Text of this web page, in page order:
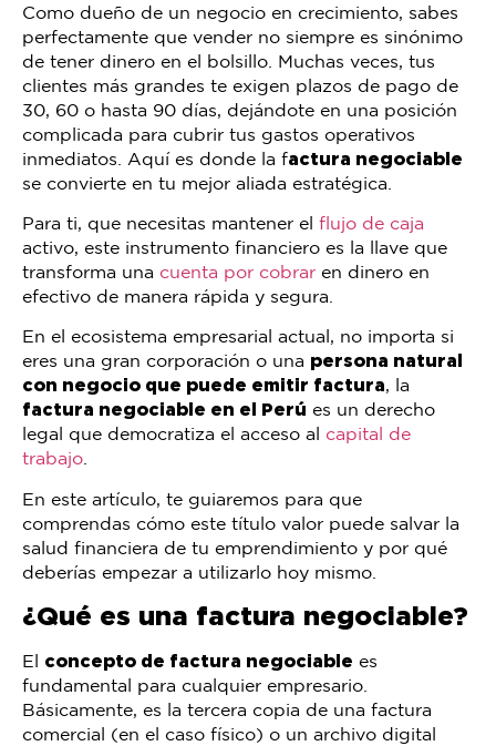
Como dueño de un negocio en crecimiento, sabes
perfectamente que vender no siempre es sinónimo
de tener dinero en el bolsillo. Muchas veces, tus
clientes más grandes te exigen plazos de pago de
30, 60 o hasta 90 días, dejándote en una posición
complicada para cubrir tus gastos operativos
inmediatos. Aquí es donde la factura negociable
se convierte en tu mejor aliada estratégica.
Para ti, que necesitas mantener el flujo de caja
activo, este instrumento financiero es la llave que
transforma una cuenta por cobrar en dinero en
efectivo de manera rápida y segura.
En el ecosistema empresarial actual, no importa si
eres una gran corporación o una persona natural
con negocio que puede emitir factura, la
factura negociable en el Perú es un derecho
legal que democratiza el acceso al capital de
trabajo
En este artículo, te guiaremos para que
comprendas cómo este título valor puede salvar la
salud financiera de tu emprendimiento y por qué
deberías empezar a utilizarlo hoy mismo.
¿Qué es una factura negociable?
El concepto de factura negociable es
fundamental para cualquier empresario.
Básicamente, es la tercera copia de una factura
comercial (en el caso físico) o un archivo digital